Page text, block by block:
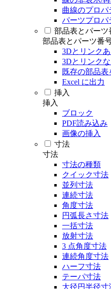
曲線のプロパ
パーツプロパ
部品表とパーツ
部品表とパーツ番
3Dとリンクあ
3Dとリンク
既存の部品表
Excel に出力
挿入
挿入
ブロック
PDF読み込み
画像の挿入
寸法
寸法
寸法の種類
クイック寸法
並列寸法
連続寸法
角度寸法
円弧長さ寸法
一括寸法
放射寸法
3 点角度寸法
連続角度寸法
ハーフ寸法
テーパ寸法
大径円半径寸